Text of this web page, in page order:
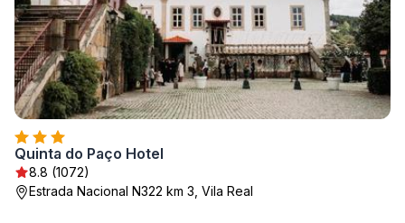
Quinta do Paço Hotel
8.8 (1072)
Estrada Nacional N322 km 3, Vila Real